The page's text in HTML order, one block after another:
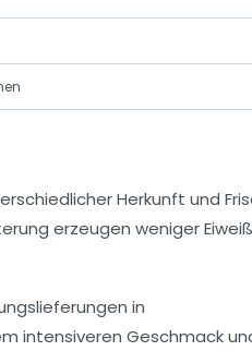
Herkunft und
erzeugen weniger
in
intensiveren Geschmack